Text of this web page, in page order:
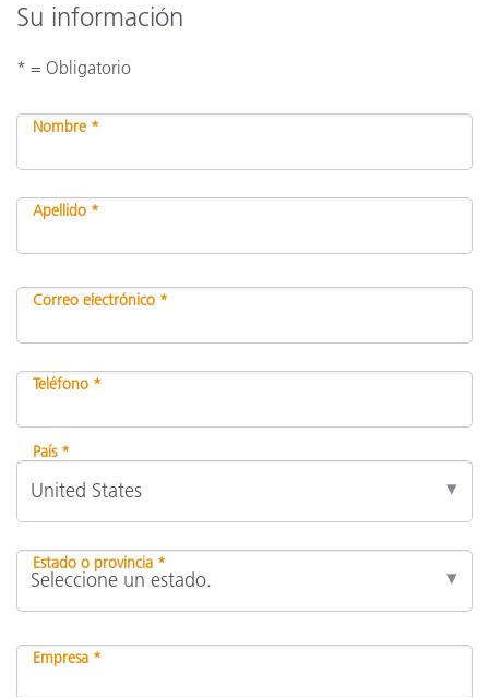
Su información
* = Obligatorio
Nombre *
Apellido *
Correo electrónico *
Teléfono *
País *
Estado o provincia *
Empresa *